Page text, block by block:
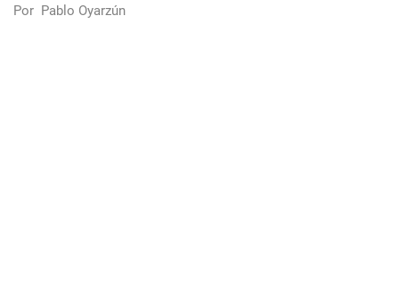
Por Pablo Oyarzún